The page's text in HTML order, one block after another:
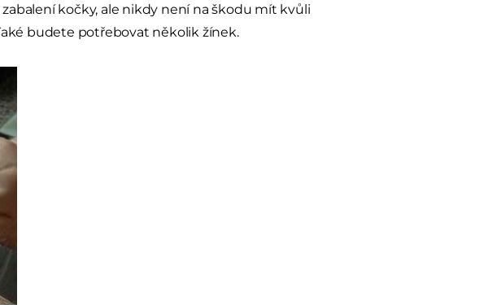
kočky, ale nikdy není na škodu mít kvůli
budete potřebovat několik žínek.